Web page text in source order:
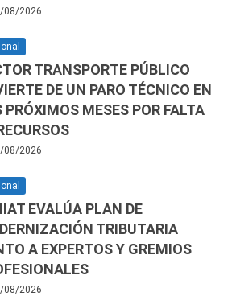
08/2026
TRANSPORTE PÚBLICO
DE UN PARO TÉCNICO EN
PRÓXIMOS MESES POR FALTA
08/2026
EVALÚA PLAN DE
TRIBUTARIA
A EXPERTOS Y GREMIOS
08/2026